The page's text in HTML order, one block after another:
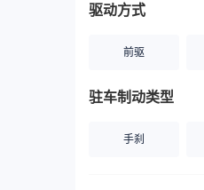
驱动方式
前驱
驻车制动类型
手刹